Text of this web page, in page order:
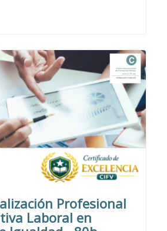
Profesional
Laboral en